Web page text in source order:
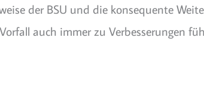
der BSU und die konsequente
auch immer zu Verbesserungen